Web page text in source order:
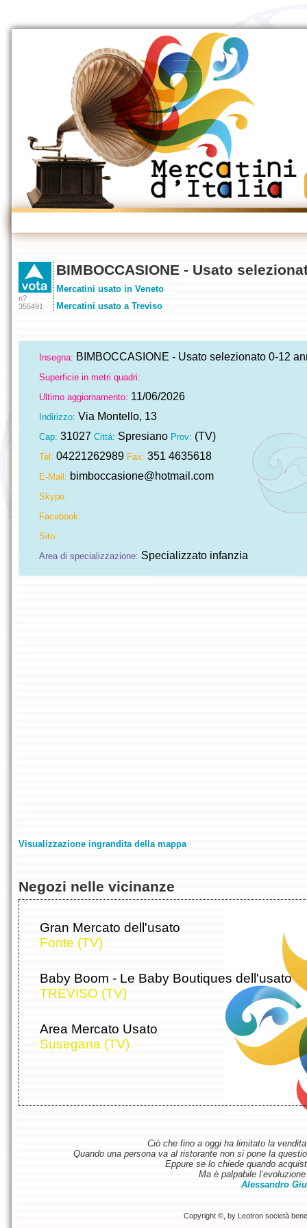
n?
355491
BIMBOCCASIONE - Usato
Mercatini usato in Veneto
Mercatini usato a Treviso
Insegna: BIMBOCCASIONE - Usato selezionato 0-12
Superficie in metri quadri:
Ultimo aggiornamento: 11/06/2026
Indirizzo: Via Montello, 13
Cap: 31027 Cittá: Spresiano Prov: (TV)
Tel: 04221262989 Fax: 351 4635618
E-Mail: bimboccasione@hotmail.com
Skype:
Facebook:
Sito:
Area di specializzazione: Specializzato infanzia
Visualizzazione ingrandita della mappa
Negozi nelle vicinanze
Gran Mercato dell'usato
Fonte (TV)
Baby Boom - Le Baby Boutiques dell'usato
TREVISO (TV)
Area Mercato Usato
Susegana (TV)
Ciò che fino a oggi ha limitato la
Quando una persona va al ristorante non si pone la
Eppure se lo chiede quando
Ma è palpabile
Alessandro
Copyright ©, by Leotron società